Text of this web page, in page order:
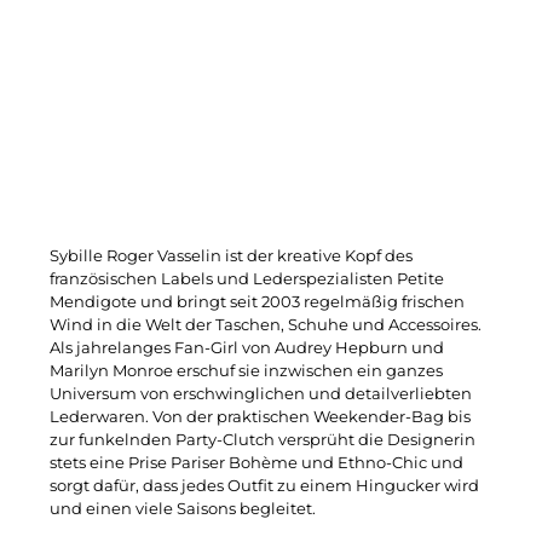
Sybille Roger Vasselin ist der kreative Kopf des
französischen Labels und Lederspezialisten Petite
Mendigote und bringt seit 2003 regelmäßig frischen
Wind in die Welt der Taschen, Schuhe und Accessoires.
Als jahrelanges Fan-Girl von Audrey Hepburn und
Marilyn Monroe erschuf sie inzwischen ein ganzes
Universum von erschwinglichen und detailverliebten
Lederwaren. Von der praktischen Weekender-Bag bis
zur funkelnden Party-Clutch versprüht die Designerin
stets eine Prise Pariser Bohème und Ethno-Chic und
sorgt dafür, dass jedes Outfit zu einem Hingucker wird
und einen viele Saisons begleitet.